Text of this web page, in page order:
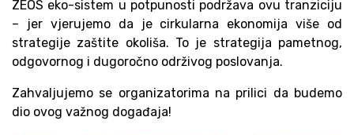
ZEOS eko-sistem u potpunosti podržava ovu tranziciju
– jer vjerujemo da je cirkularna ekonomija više od
strategije zaštite okoliša. To je strategija pametnog,
odgovornog i dugoročno održivog poslovanja.
Zahvaljujemo se organizatorima na prilici da budemo
dio ovog važnog događaja!